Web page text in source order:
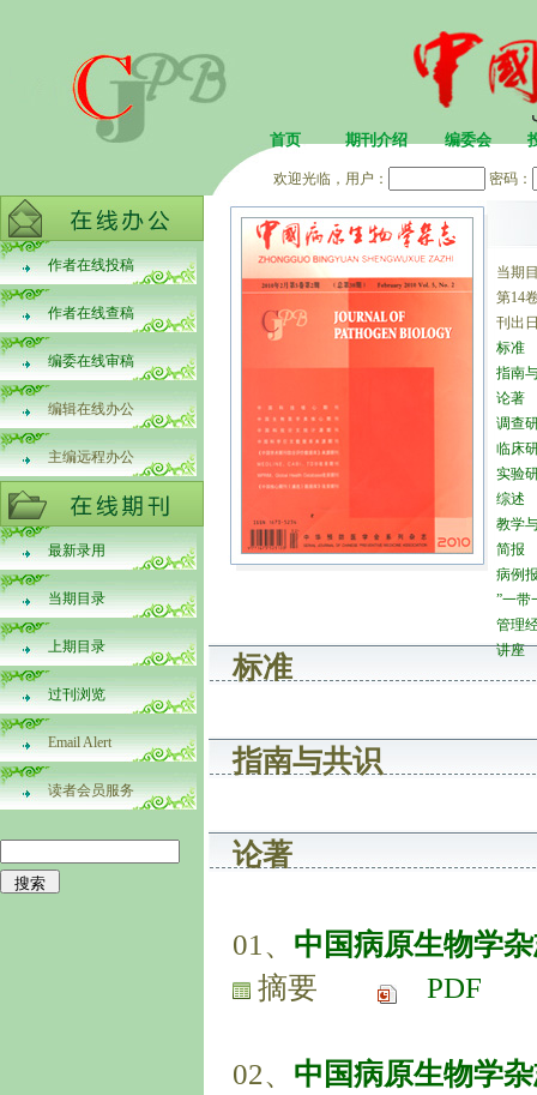
首页 期刊介绍 编委会
欢迎光临，用户： 密码：
作者在线投稿
作者在线查稿
编委在线审稿
编辑在线办公
主编远程办公
最新录用
当期目录
上期目录
过刊浏览
Email Alert
读者会员服务
当期
第14
刊出
标准
指南
论著
调查
临床
实验
综述
教学
简报
病例
”一带
管理
讲座
标准
指南与共识
论著
01、 中国病原生物学
摘要
PDF
02、 中国病原生物学